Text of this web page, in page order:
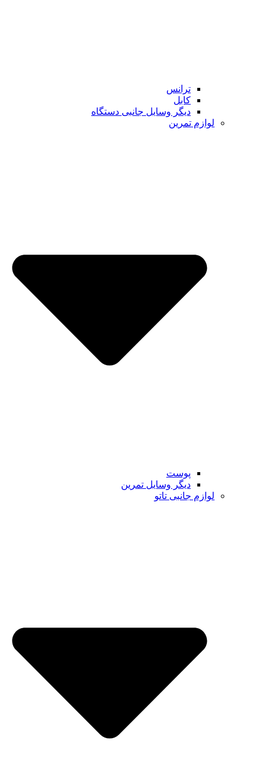
ترانس
کابل
دیگر وسایل جانبی دستگاه
لوازم تمرین
پوست
دیگر وسایل تمرین
لوازم جانبی تاتو